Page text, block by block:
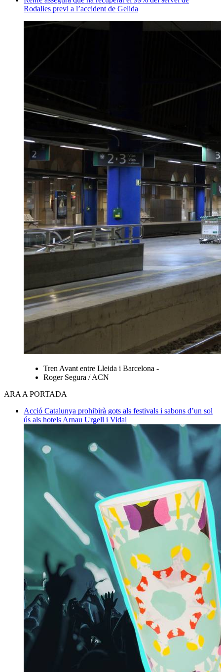
Rodalies previ a l’accident de Gelida
Tren Avant entre Lleida i Barcelona -
Roger Segura / ACN
ARA A PORTADA
Acció Catalunya prohibirà gots als festivals i sabons d’un sol
ús als hotels Arnau Urgell i Vidal